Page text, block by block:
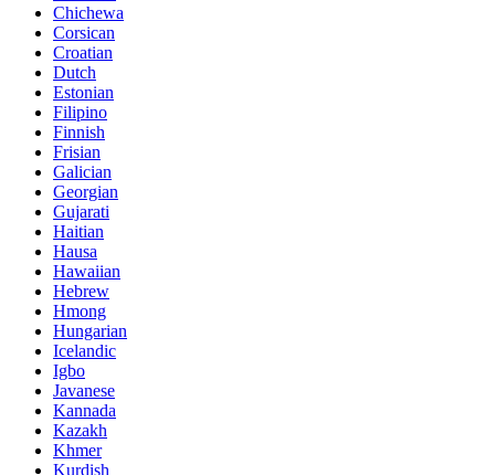
Chichewa
Corsican
Croatian
Dutch
Estonian
Filipino
Finnish
Frisian
Galician
Georgian
Gujarati
Haitian
Hausa
Hawaiian
Hebrew
Hmong
Hungarian
Icelandic
Igbo
Javanese
Kannada
Kazakh
Khmer
Kurdish